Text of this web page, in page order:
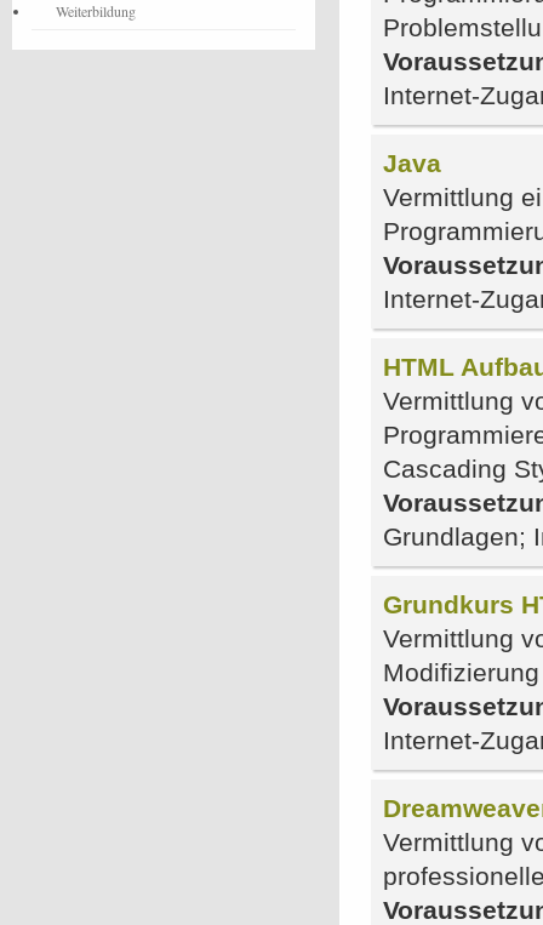
Internet-
Java
Vermittlung
Internet-
HTML
Vermittlung
Cascading
Grundlagen;
Grundkurs
Vermittlung
Internet-
Vermittlung
Weiterbildung